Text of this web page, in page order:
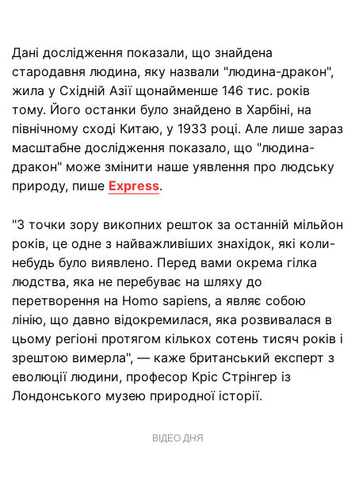
Дані дослідження показали, що знайдена
стародавня людина, яку назвали "людина-дракон",
жила у Східній Азії щонайменше 146 тис. років
тому. Його останки було знайдено в Харбіні, на
північному сході Китаю, у 1933 році. Але лише зараз
масштабне дослідження показало, що "людина-
дракон" може змінити наше уявлення про людську
природу, пише Express.
"З точки зору викопних решток за останній мільйон
років, це одне з найважливіших знахідок, які коли-
небудь було виявлено. Перед вами окрема гілка
людства, яка не перебуває на шляху до
перетворення на Homo sapiens, а являє собою
лінію, що давно відокремилася, яка розвивалася в
цьому регіоні протягом кількох сотень тисяч років і
зрештою вимерла", — каже британський експерт з
еволюції людини, професор Кріс Стрінгер із
Лондонського музею природної історії.
ВІДЕО ДНЯ